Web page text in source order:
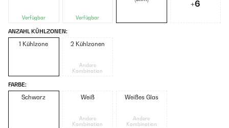
Verfügbar Verfügbar
+6
ANZAHL KÜHLZONEN:
1 Kühlzone 2 Kühlzonen
Andere
Kombination
FARBE:
Schwarz Weiß
Andere
Kombination
Weißes Glas
Andere
Kombination